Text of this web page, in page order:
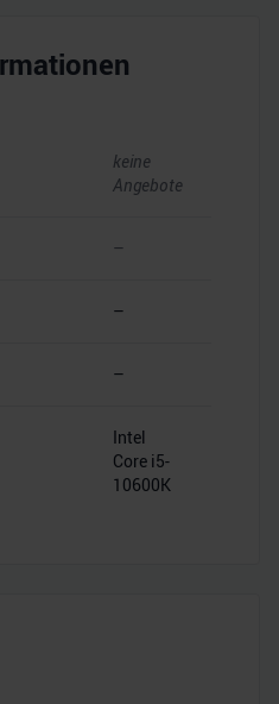
keine
Angebote
–
–
–
Intel
Core i5-
10600K